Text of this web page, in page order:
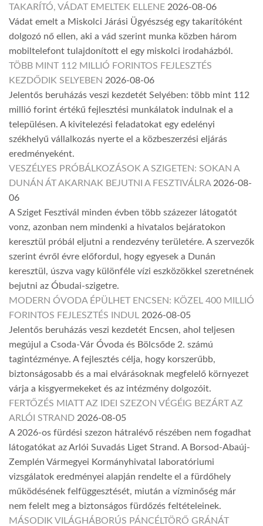
TAKARÍTÓ, VÁDAT EMELTEK ELLENE 2026-08-06
Vádat emelt a Miskolci Járási Ügyészség egy takarítóként
dolgozó nő ellen, aki a vád szerint munka közben három
mobiltelefont tulajdonított el egy miskolci irodaházból.
TÖBB MINT 112 MILLIÓ FORINTOS FEJLESZTÉS
KEZDŐDIK SELYEBEN 2026-08-06
Jelentős beruházás veszi kezdetét Selyében: több mint 112
millió forint értékű fejlesztési munkálatok indulnak el a
településen. A kivitelezési feladatokat egy edelényi
székhelyű vállalkozás nyerte el a közbeszerzési eljárás
eredményeként.
VESZÉLYES PRÓBÁLKOZÁSOK A SZIGETEN: SOKAN A
DUNÁN ÁT AKARNAK BEJUTNI A FESZTIVÁLRA 2026-08-
06
A Sziget Fesztivál minden évben több százezer látogatót
vonz, azonban nem mindenki a hivatalos bejáratokon
keresztül próbál eljutni a rendezvény területére. A szervezők
szerint évről évre előfordul, hogy egyesek a Dunán
keresztül, úszva vagy különféle vízi eszközökkel szeretnének
bejutni az Óbudai-szigetre.
MODERN ÓVODA ÉPÜLHET ENCSEN: KÖZEL 400 MILLIÓ
FORINTOS FEJLESZTÉS INDUL 2026-08-05
Jelentős beruházás veszi kezdetét Encsen, ahol teljesen
megújul a Csoda-Vár Óvoda és Bölcsőde 2. számú
tagintézménye. A fejlesztés célja, hogy korszerűbb,
biztonságosabb és a mai elvárásoknak megfelelő környezet
várja a kisgyermekeket és az intézmény dolgozóit.
FERTŐZÉS MIATT AZ IDEI SZEZON VÉGÉIG BEZÁRT AZ
ARLÓI STRAND 2026-08-05
A 2026-os fürdési szezon hátralévő részében nem fogadhat
látogatókat az Arlói Suvadás Liget Strand. A Borsod-Abaúj-
Zemplén Vármegyei Kormányhivatal laboratóriumi
vizsgálatok eredményei alapján rendelte el a fürdőhely
működésének felfüggesztését, miután a vízminőség már
nem felelt meg a biztonságos fürdőzés feltételeinek.
MÁSODIK VILÁGHÁBORÚS PÁNCÉLTÖRŐ GRÁNÁT